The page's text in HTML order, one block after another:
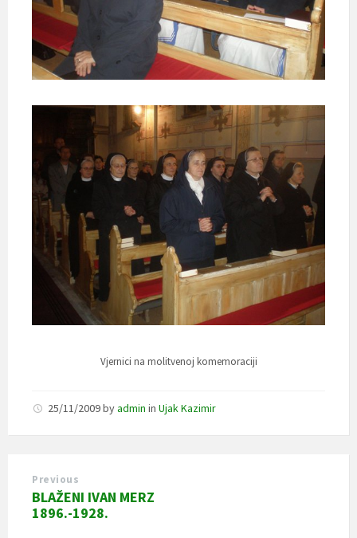
Vjernici na molitvenoj komemoraciji
25/11/2009byadmin in Ujak Kazimir
Previous
BLAŽENI IVAN MERZ
1896.-1928.